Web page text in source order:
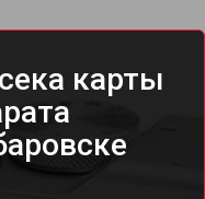
карты